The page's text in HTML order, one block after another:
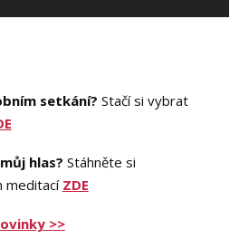
setkání? Stačí si vybrat
hlas? Stáhněte si
meditací ZDE
>>